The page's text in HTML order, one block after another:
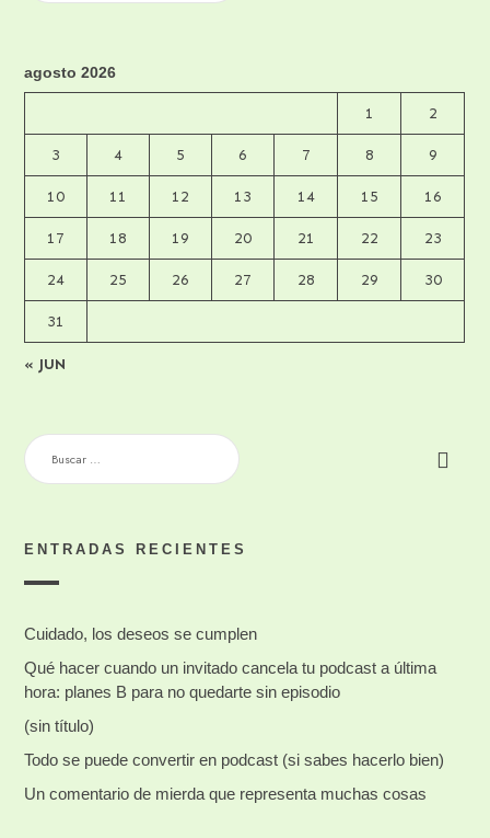
agosto 2026
1 2
3 4 5 6 7 8 9
10 11 12 13 14 15 16
17 18 19 20 21 22 23
24 25 26 27 28 29 30
31
« JUN
BUSCAR:
ENTRADAS RECIENTES
Cuidado, los deseos se cumplen
Qué hacer cuando un invitado cancela tu podcast a última
hora: planes B para no quedarte sin episodio
(sin título)
Todo se puede convertir en podcast (si sabes hacerlo bien)
Un comentario de mierda que representa muchas cosas